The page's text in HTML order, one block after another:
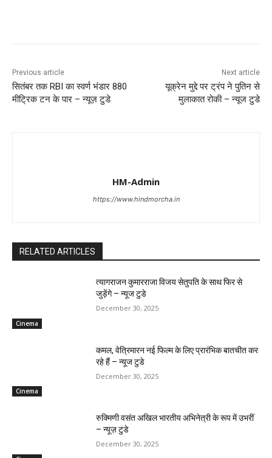
Previous article
सितंबर तक RBI का स्वर्ण भंडार 880
मीट्रिक टन के पार – न्यूज़ टुडे
Next article
यूक्रेन मुद्दे पर ट्रंप ने पुतिन से
मुलाकात रोकी – न्यूज टुडे
HM-Admin
https://www.hindmorcha.in
RELATED ARTICLES
Cinema
त्यागराजन कुमारराजा विजय सेतुपति के साथ फिर से
जुड़ेंगे – न्यूज टुडे
December 30, 2025
Cinema
कमल, वेत्रिमारन नई फिल्म के लिए प्रारंभिक बातचीत कर
रहे हैं – न्यूज टुडे
December 30, 2025
रुक्मिणी वसंत अखिल भारतीय अभिनेत्री के रूप में उभरीं
– न्यूज़ टुडे
December 30, 2025